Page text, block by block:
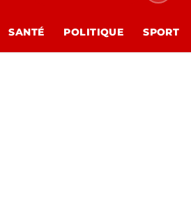
SANTÉ POLITIQUE SPORT